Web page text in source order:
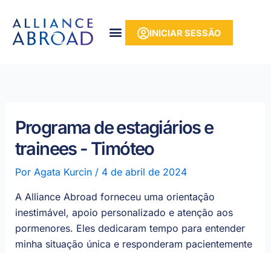
conteúdo
para
INICIAR SESSÃO
Programa de estagiários e
trainees - Timóteo
Por Agata Kurcin / 4 de abril de 2024
A Alliance Abroad forneceu uma orientação
inestimável, apoio personalizado e atenção aos
pormenores. Eles dedicaram tempo para entender
minha situação única e responderam pacientemente